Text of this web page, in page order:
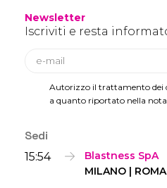
Newsletter
Iscriviti e resta
Autorizzo il trattamento dei
a quanto riportato nella
Sedi
15:54
Blastness SpA
MILANO |